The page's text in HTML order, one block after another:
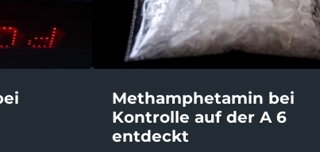
Methamphetamin bei
Kontrolle auf der A 6
entdeckt